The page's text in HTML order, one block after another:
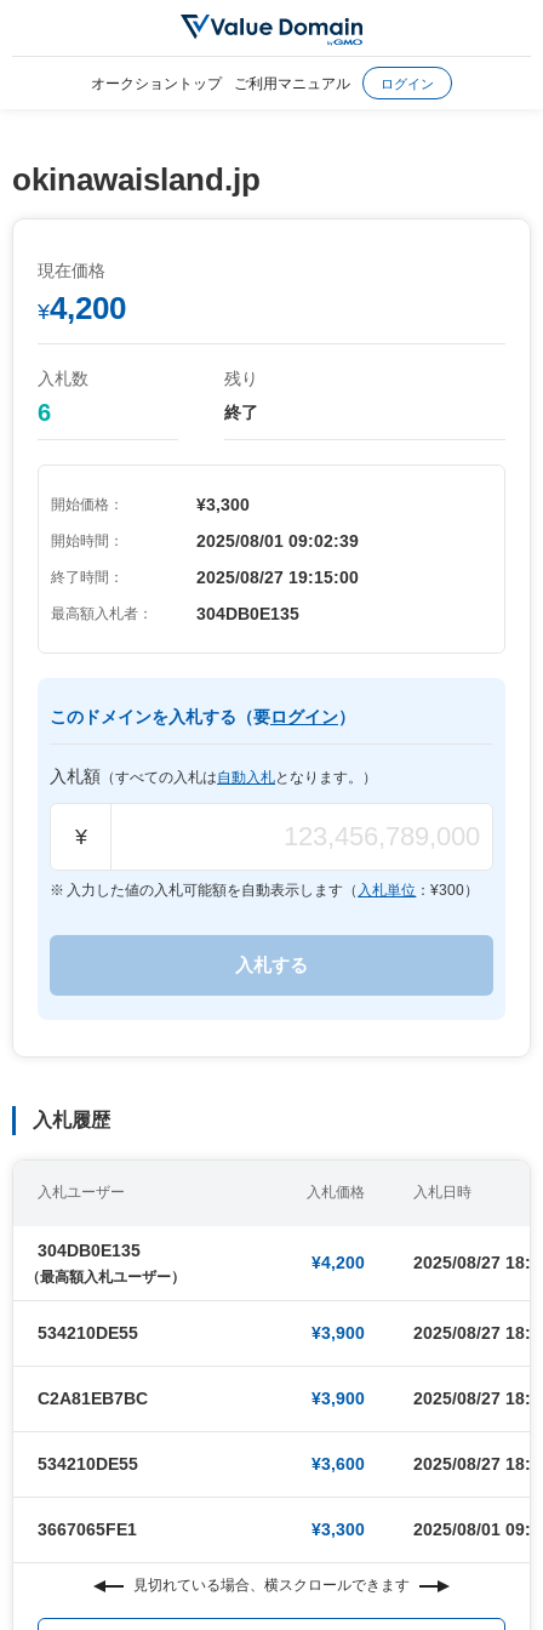
オークショントップ ご利用マニュアル ログイン
okinawaisland.jp
現在価格
¥4,200
入札数
6
残り
終了
開始価格： ¥3,300
開始時間： 2025/08/01 09:02:39
終了時間： 2025/08/27 19:15:00
最高額入札者： 304DB0E135
このドメインを入札する（要ログイン）
入札額 （すべての入札は自動入札となります。）
¥
入力した値の入札可能額を自動表示します（ 入札単位 ：¥300）
入札履歴
入札ユーザー 入札価格 入札日時
304DB0E135
（最高額入札ユーザー）
¥4,200 2025/08/27
534210DE55 ¥3,900 2025/08/27
C2A81EB7BC ¥3,900 2025/08/27
534210DE55 ¥3,600 2025/08/27
3667065FE1 ¥3,300 2025/08/01
見切れている場合、横スクロールできます